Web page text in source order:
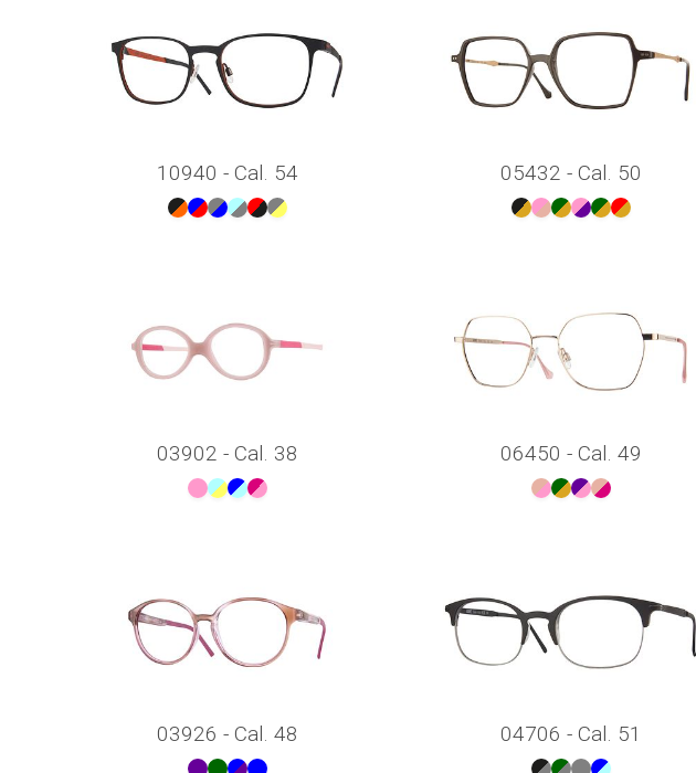
10940 - Cal. 54 05432 - Cal. 50
03902 - Cal. 38 06450 - Cal. 49
03926 - Cal. 48 04706 - Cal. 51